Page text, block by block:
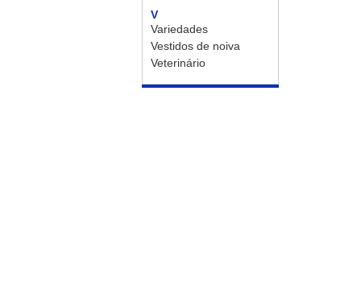
V
Variedades
Vestidos de noiva
Veterinário